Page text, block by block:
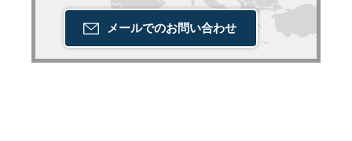
メールでのお問い合わせ